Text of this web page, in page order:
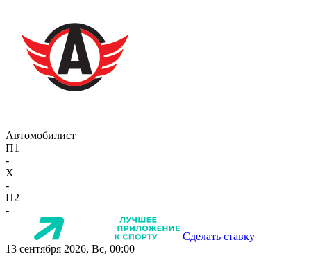
Автомобилист
П1
-
X
-
П2
-
Сделать ставку
13 сентября 2026, Вс, 00:00